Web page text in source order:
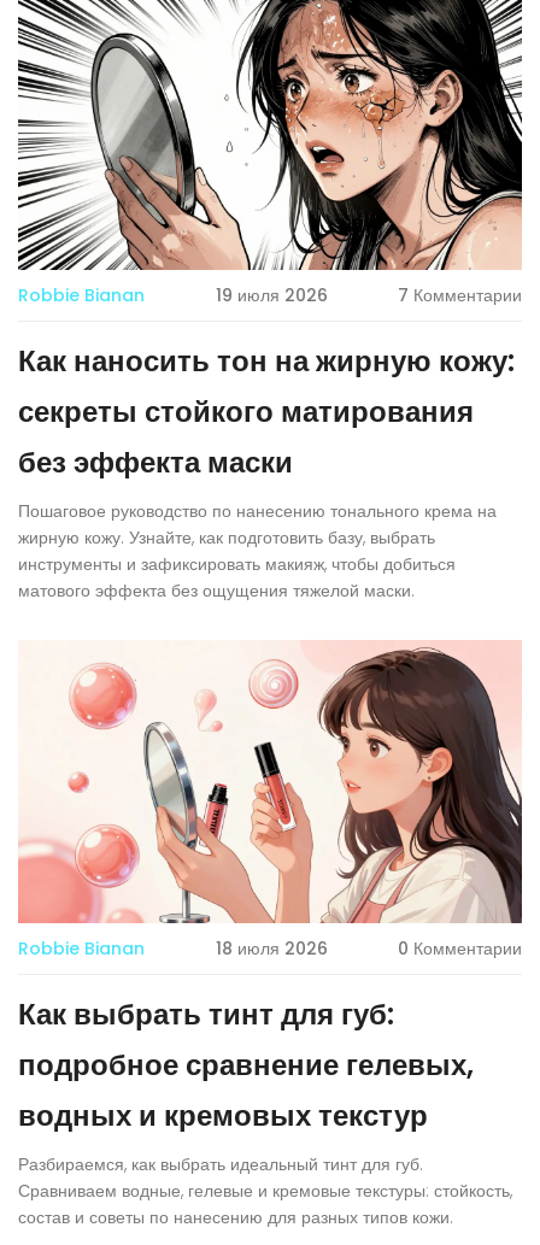
Robbie Bianan 19 июля 2026 7 Комментарии
Как наносить тон на жирную кожу:
секреты стойкого матирования
без эффекта маски
Пошаговое руководство по нанесению тонального крема на
жирную кожу. Узнайте, как подготовить базу, выбрать
инструменты и зафиксировать макияж, чтобы добиться
матового эффекта без ощущения тяжелой маски.
Robbie Bianan 18 июля 2026 0 Комментарии
Как выбрать тинт для губ:
подробное сравнение гелевых,
водных и кремовых текстур
Разбираемся, как выбрать идеальный тинт для губ.
Сравниваем водные, гелевые и кремовые текстуры: стойкость,
состав и советы по нанесению для разных типов кожи.